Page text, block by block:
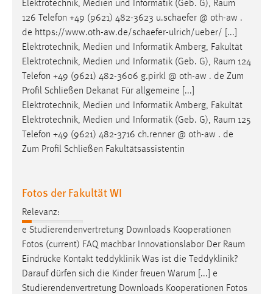
Elektrotechnik, Medien und Informatik (Geb. G), Raum
126 Telefon +49 (9621) 482-3623 u.schaefer @ oth-aw .
de https://www.oth-aw.de/schaefer-ulrich/ueber/ [...]
Elektrotechnik, Medien und Informatik Amberg, Fakultät
Elektrotechnik, Medien und Informatik (Geb. G), Raum 124
Telefon +49 (9621) 482-3606 g.pirkl @ oth-aw . de Zum
Profil Schließen Dekanat Für allgemeine [...]
Elektrotechnik, Medien und Informatik Amberg, Fakultät
Elektrotechnik, Medien und Informatik (Geb. G), Raum 125
Telefon +49 (9621) 482-3716 ch.renner @ oth-aw . de
Zum Profil Schließen Fakultätsassistentin
Fotos der Fakultät WI
Relevanz:
e Studierendenvertretung Downloads Kooperationen
Fotos (current) FAQ machbar Innovationslabor Der Raum
Eindrücke Kontakt teddyklinik Was ist die Teddyklinik?
Darauf dürfen sich die Kinder freuen Warum [...] e
Studierendenvertretung Downloads Kooperationen Fotos